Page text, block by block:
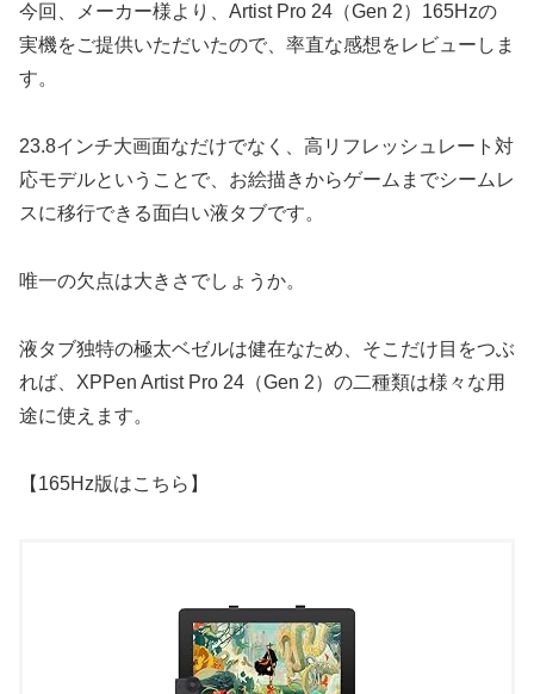
今回、メーカー様より、Artist Pro 24（Gen 2）165Hzの
実機をご提供いただいたので、率直な感想をレビューしま
す。
23.8インチ大画面なだけでなく、高リフレッシュレート対
応モデルということで、お絵描きからゲームまでシームレ
スに移行できる面白い液タブです。
唯一の欠点は大きさでしょうか。
液タブ独特の極太ベゼルは健在なため、そこだけ目をつぶ
れば、XPPen Artist Pro 24（Gen 2）の二種類は様々な用
途に使えます。
【165Hz版はこちら】